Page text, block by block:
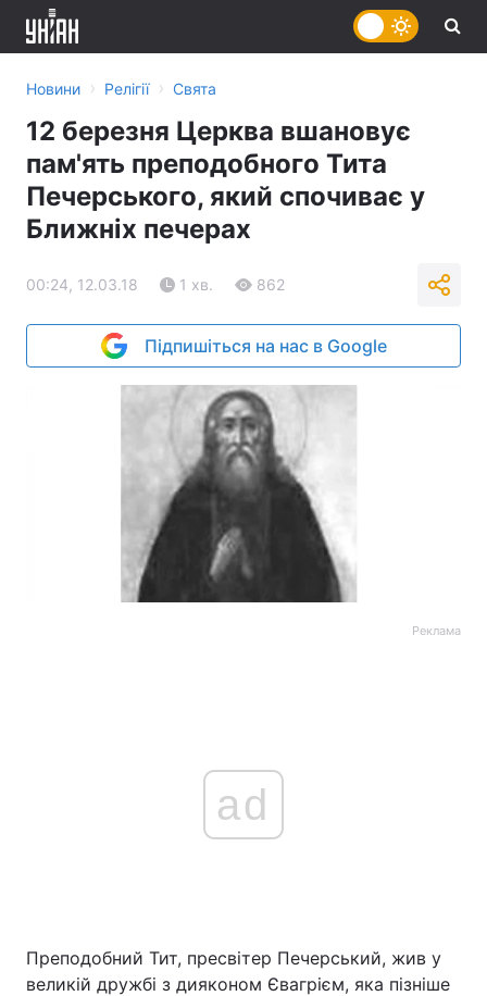
Новини › Релігії › Свята
12 березня Церква вшановує
пам'ять преподобного Тита
Печерського, який спочиває у
Ближніх печерах
00:24, 12.03.18 1 хв. 862
Підпишіться на нас в Google
Реклама
ad
Преподобний Тит, пресвітер Печерський, жив у
великій дружбі з дияконом Євагрієм, яка пізніше